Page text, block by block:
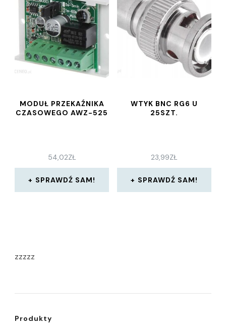
MODUŁ PRZEKAŹNIKA
CZASOWEGO AWZ-525
54,02ZŁ
SPRAWDŹ SAM!
WTYK BNC RG6 U
25SZT.
23,99ZŁ
SPRAWDŹ SAM!
zzzzz
Produkty